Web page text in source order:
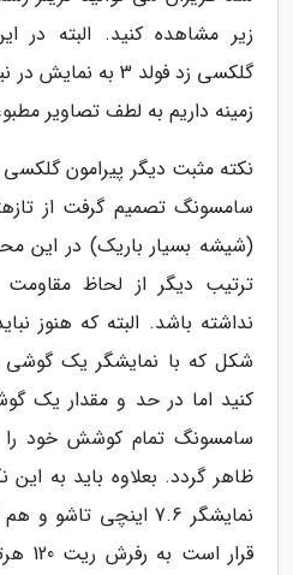
زیر مشاهده کنید. البته در
گلکسی زد فولد 3 به
زمینه داریم به لطف تصاویر
(شیشه بسیار باریک) در این
ترتیب دیگر از لحاظ
نداشته باشد. البته که هنوز
شکل که با نمایشگر یک گوشی
کنید اما در حد و مقدار یک
سامسونگ تمام کوشش خود را
ظاهر گردد. بعلاوه باید به